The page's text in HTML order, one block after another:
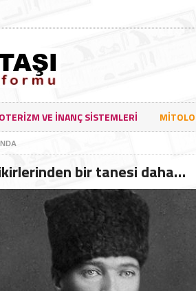
VE INANÇ SISTEMLERI
bir tanesi daha…